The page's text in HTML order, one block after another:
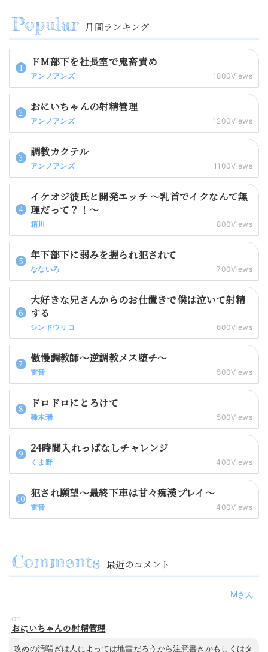
月間ランキング
ドM部下を社長室で鬼畜責め
アンノアンズ 1800Views
おにいちゃんの射精管理
アンノアンズ 1200Views
調教カクテル
アンノアンズ 1100Views
イケオジ彼氏と開発エッチ 〜乳首でイクなんて無
理だって？！〜
箱川 800Views
年下部下に弱みを握られ犯されて
なないろ 700Views
大好きな兄さんからのお仕置きで僕は泣いて射精
する
シンドウリコ 600Views
傲慢調教師～逆調教メス堕チ～
雷音 500Views
ドロドロにとろけて
稀木瑞 500Views
24時間入れっぱなしチャレンジ
くま野 400Views
犯され願望～最終下車は甘々痴漢プレイ～
雷音 400Views
最近のコメント
M
on
おにいちゃんの射精管理
攻めの汚喘ぎは人によっては地雷だろうから注意書きかもしくはタ